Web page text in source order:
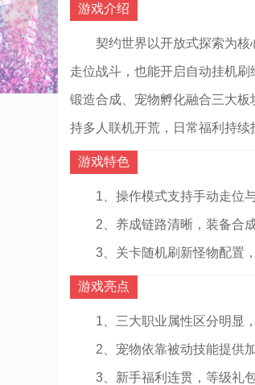
游戏介绍
契约世界以开放式探索为
走位战斗，也能开启自动挂机
锻造合成、宠物孵化融合三大
持多人联机开荒，日常福利持续
游戏特色
1、操作模式支持手动走位
2、养成链路清晰，装备合
3、关卡随机刷新怪物配置
游戏亮点
1、三大职业属性区分明显
2、宠物依靠被动技能提供
3、新手福利连贯，等级礼